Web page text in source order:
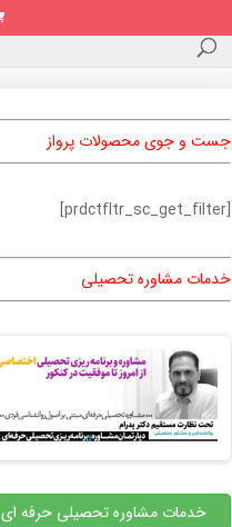
جست و جوی محصولات پرواز
[prdctfltr_sc_get_filter]
خدمات مشاوره تحصیلی
خدمات مشاوره تحصیلی حرفه ای